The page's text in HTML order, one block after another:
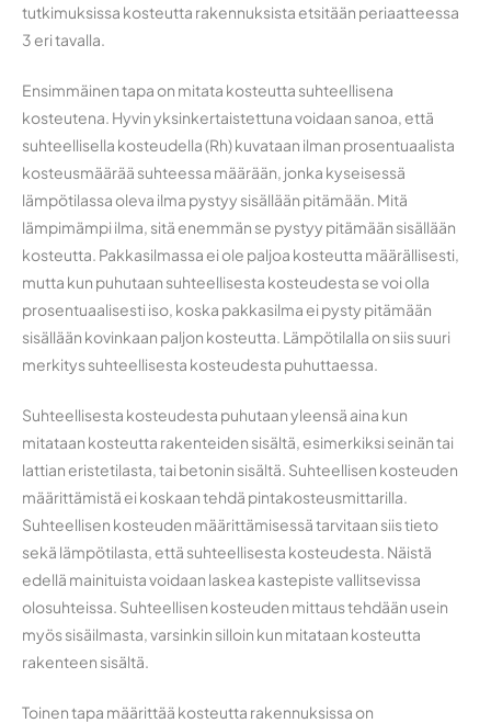
tutkimuksissa kosteutta rakennuksista etsitään periaatteessa
3 eri tavalla.
Ensimmäinen tapa on mitata kosteutta suhteellisena
kosteutena. Hyvin yksinkertaistettuna voidaan sanoa, että
suhteellisella kosteudella (Rh) kuvataan ilman prosentuaalista
kosteusmäärää suhteessa määrään, jonka kyseisessä
lämpötilassa oleva ilma pystyy sisällään pitämään. Mitä
lämpimämpi ilma, sitä enemmän se pystyy pitämään sisällään
kosteutta. Pakkasilmassa ei ole paljoa kosteutta määrällisesti,
mutta kun puhutaan suhteellisesta kosteudesta se voi olla
prosentuaalisesti iso, koska pakkasilma ei pysty pitämään
sisällään kovinkaan paljon kosteutta. Lämpötilalla on siis suuri
merkitys suhteellisesta kosteudesta puhuttaessa.
Suhteellisesta kosteudesta puhutaan yleensä aina kun
mitataan kosteutta rakenteiden sisältä, esimerkiksi seinän tai
lattian eristetilasta, tai betonin sisältä. Suhteellisen kosteuden
määrittämistä ei koskaan tehdä pintakosteusmittarilla.
Suhteellisen kosteuden määrittämisessä tarvitaan siis tieto
sekä lämpötilasta, että suhteellisesta kosteudesta. Näistä
edellä mainituista voidaan laskea kastepiste vallitsevissa
olosuhteissa. Suhteellisen kosteuden mittaus tehdään usein
myös sisäilmasta, varsinkin silloin kun mitataan kosteutta
rakenteen sisältä.
Toinen tapa määrittää kosteutta rakennuksissa on